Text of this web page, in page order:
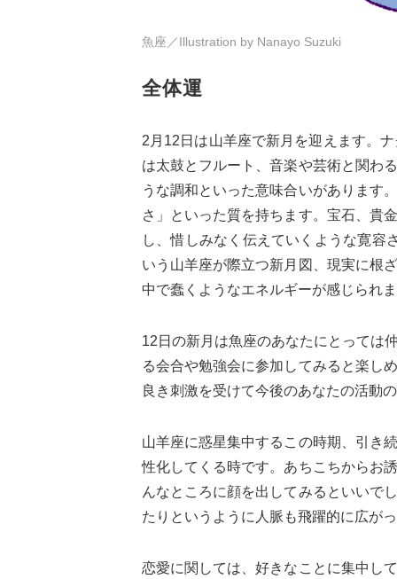
魚座／Illustration by Nanayo Suzuki
全体運
2月12日は山羊座で新月を迎えます。
は太鼓とフルート、音楽や芸術と関わ
うな調和といった意味合いがあります
さ」といった質を持ちます。宝石、貴
し、惜しみなく伝えていくような寛容
いう山羊座が際立つ新月図、現実に根
中で蠢くようなエネルギーが感じられ
12日の新月は魚座のあなたにとっては
る会合や勉強会に参加してみると楽し
良き刺激を受けて今後のあなたの活動
山羊座に惑星集中するこの時期、引き
性化してくる時です。あちこちからお
んなところに顔を出してみるといいで
たりというように人脈も飛躍的に広が
恋愛に関しては、好きなことに集中し